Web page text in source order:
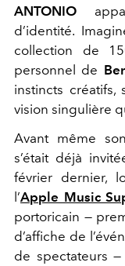
ANTONIO
d’identité.
collection de
personnel de
instincts créatifs,
vision singulière
Avant même
s’était déjà
février dernier,
l’Apple Music
portoricain —
d’affiche de
de spectateurs